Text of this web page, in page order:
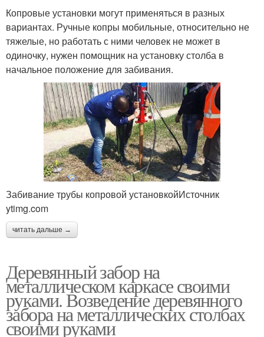
Копровые установки могут применяться в разных
вариантах. Ручные копры мобильные, относительно не
тяжелые, но работать с ними человек не может в
одиночку, нужен помощник на установку столба в
начальное положение для забивания.
Забивание трубы копровой установкойИсточник
ytimg.com
читать дальше →
Деревянный забор на
металлическом каркасе своими
руками. Возведение деревянного
забора на металлических столбах
своими руками